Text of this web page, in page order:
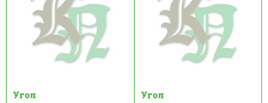
Угол Угол